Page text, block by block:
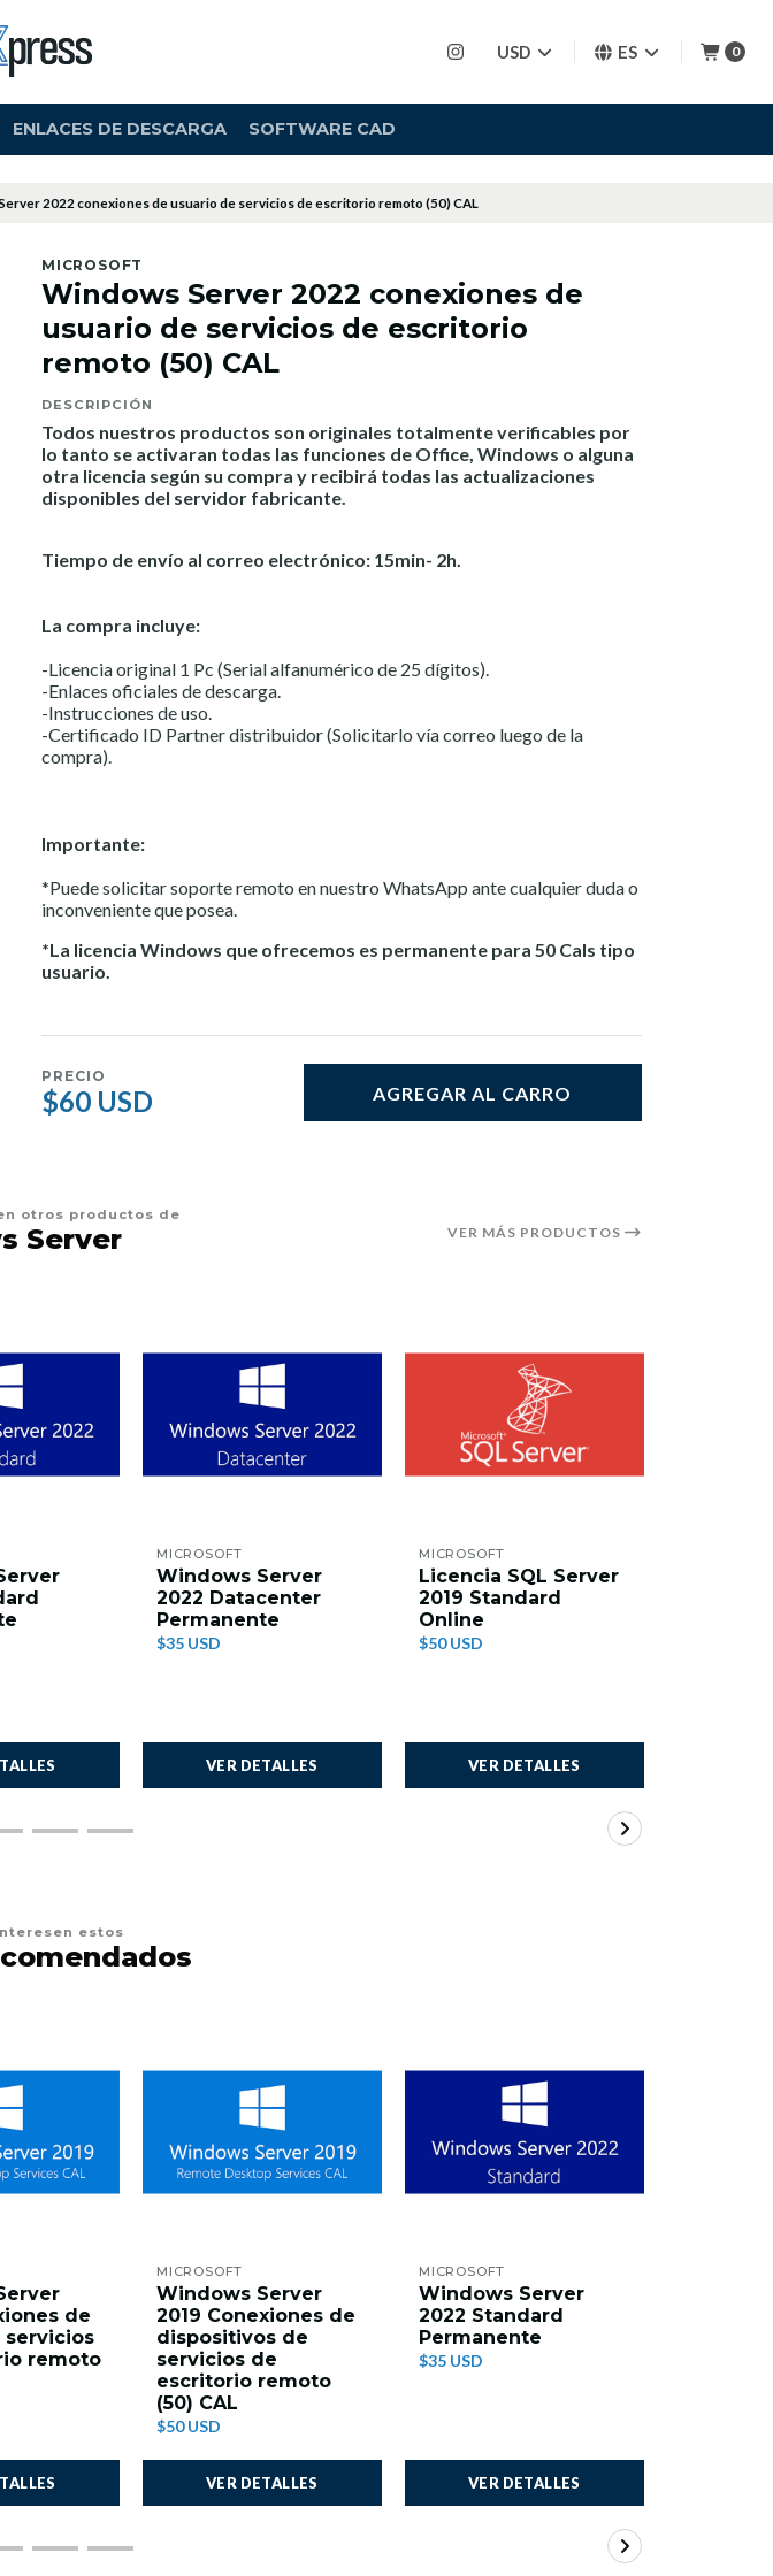
USD ES 0
ENLACES DE DESCARGA SOFTWARE CAD
2022 conexiones de usuario de servicios de escritorio remoto (50) CAL
MICROSOFT
Windows Server 2022 conexiones de
usuario de servicios de escritorio
remoto (50) CAL
DESCRIPCIÓN
Todos nuestros productos son originales totalmente verificables por
lo tanto se activaran todas las funciones de Office, Windows o alguna
otra licencia según su compra y recibirá todas las actualizaciones
disponibles del servidor fabricante.
Tiempo de envío al correo electrónico: 15min- 2h.
La compra incluye:
-Licencia original 1 Pc (Serial alfanumérico de 25 dígitos).
-Enlaces oficiales de descarga.
-Instrucciones de uso.
-Certificado ID Partner distribuidor (Solicitarlo vía correo luego de la
compra).
Importante:
*Puede solicitar soporte remoto en nuestro WhatsApp ante cualquier duda o
inconveniente que posea.
*La licencia Windows que ofrecemos es permanente para 50 Cals tipo
usuario.
PRECIO
$60 USD AGREGAR AL CARRO
otros productos de
Server VER MÁS PRODUCTOS
MICROSOFT
Windows Server
2022 Datacenter
Permanente
$35 USD
VER DETALLES
MICROSOFT
Licencia SQL Server
2019 Standard
Online
$50 USD
VER DETALLES
estos
de
servicios
remoto
MICROSOFT
Windows Server
2019 Conexiones de
dispositivos de
servicios de
escritorio remoto
(50) CAL
$50 USD
VER DETALLES
MICROSOFT
Windows Server
2022 Standard
Permanente
$35 USD
VER DETALLES